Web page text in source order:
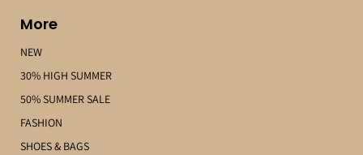
More
NEW
30% HIGH SUMMER
50% SUMMER SALE
FASHION
SHOES & BAGS